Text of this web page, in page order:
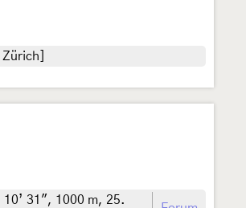
31", 1000 m, 25.